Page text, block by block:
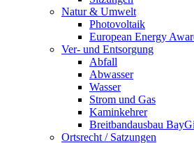
Natur & Umwelt
Photovoltaik
European Energy
Ver- und Entsorgung
Abfall
Abwasser
Wasser
Strom und Gas
Kaminkehrer
Breitbandausbau
Ortsrecht / Satzungen